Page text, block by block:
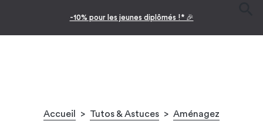
-10% pour les jeunes diplômés !* 🎉
Accueil > Tutos & Astuces > Aménagez